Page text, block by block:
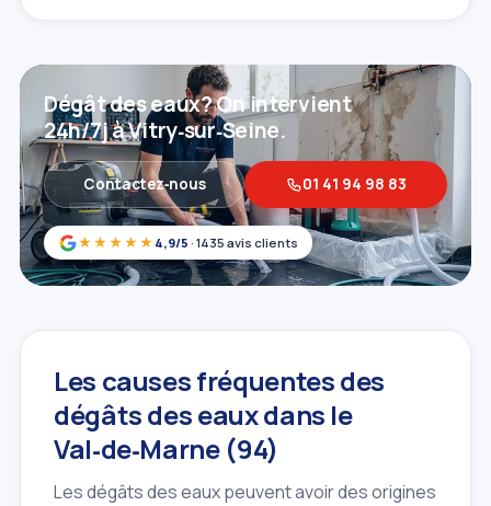
★★★★★ 4,9/5 · 1435 avis clients
Dégât des eaux? On intervient
24h/7j à Vitry‑sur‑Seine.
Contactez‑nous 01 41 94 98 83
Les causes fréquentes des
dégâts des eaux dans le
Val‑de‑Marne (94)
Les dégâts des eaux peuvent avoir des origines